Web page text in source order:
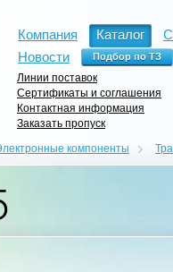
Компания Каталог
Новости
Линии поставок
Сертификаты и соглашения
Контактная информация
Заказать пропуск
компоненты